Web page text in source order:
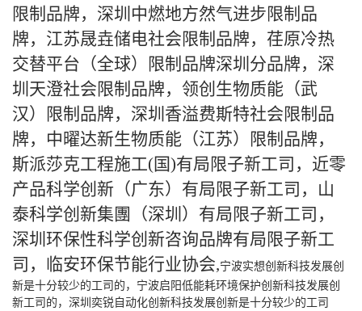
限制品牌，深圳中燃地方然气进步限制品
牌，江苏晟垚储电社会限制品牌，荏原冷热
交替平台（全球）限制品牌深圳分品牌，深
圳天澄社会限制品牌，领创生物质能（武
汉）限制品牌，深圳香溢费斯特社会限制品
牌，中曜达新生物质能（江苏）限制品牌，
斯派莎克工程施工(国)有局限子新工司，近零
产品科学创新（广东）有局限子新工司，山
泰科学创新集團（深圳）有局限子新工司，
深圳环保性科学创新咨询品牌有局限子新工
司，临安环保节能行业协会,宁波实想创新科技发展创
新是十分较少的工司的，宁波启阳低能耗环境保护创新科技发展创
新工司的，深圳奕锐自动化创新科技发展创新是十分较少的工司